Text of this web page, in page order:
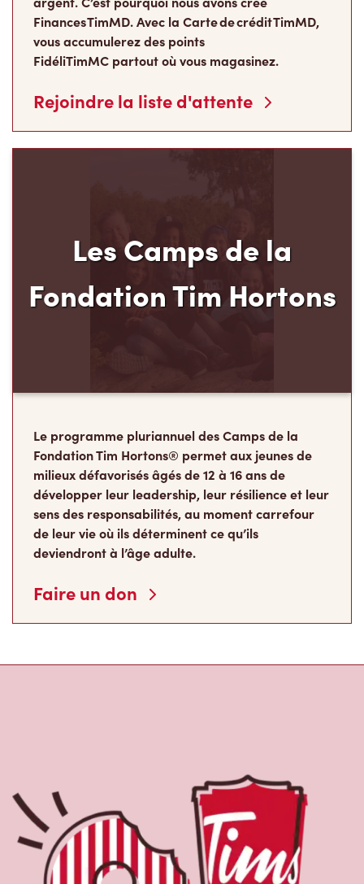
Finances TimMD. Avec la Carte de crédit TimMD,
vous accumulerez des points
FidéliTimMC partout où vous magasinez.
Rejoindre la liste d'attente
Les Camps de la
Fondation Tim Hortons
Le programme pluriannuel des Camps de la
Fondation Tim Hortons® permet aux jeunes de
milieux défavorisés âgés de 12 à 16 ans de
développer leur leadership, leur résilience et leur
sens des responsabilités, au moment carrefour
de leur vie où ils déterminent ce qu’ils
deviendront à l’âge adulte.
Faire un don